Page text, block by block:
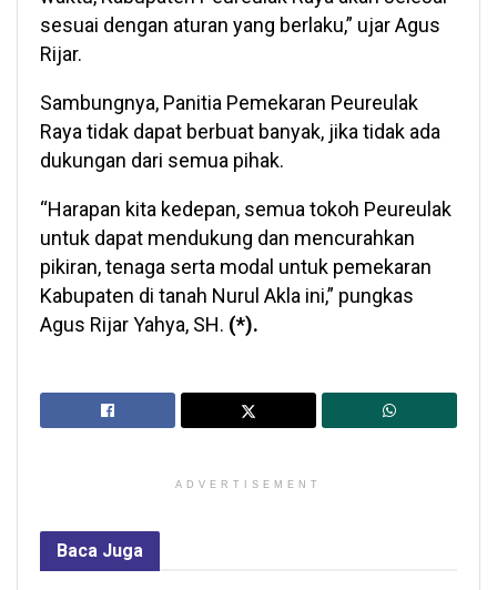
sesuai dengan aturan yang berlaku,” ujar Agus
Rijar.
Sambungnya, Panitia Pemekaran Peureulak
Raya tidak dapat berbuat banyak, jika tidak ada
dukungan dari semua pihak.
“Harapan kita kedepan, semua tokoh Peureulak
untuk dapat mendukung dan mencurahkan
pikiran, tenaga serta modal untuk pemekaran
Kabupaten di tanah Nurul Akla ini,” pungkas
Agus Rijar Yahya, SH. (*).
ADVERTISEMENT
Baca Juga